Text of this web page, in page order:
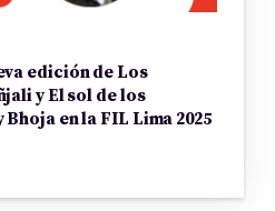
edición de Los
y El sol de los
en la FIL Lima 2025